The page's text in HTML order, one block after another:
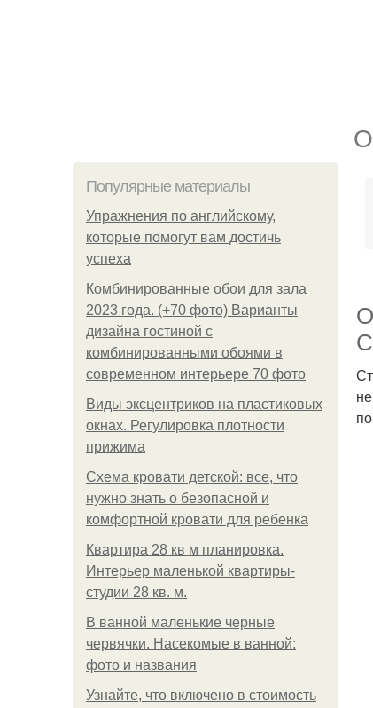
Популярные материалы
Упражнения по английскому,
которые помогут вам достичь
успеха
Комбинированные обои для зала
2023 года. (+70 фото) Варианты
дизайна гостиной с
комбинированными обоями в
современном интерьере 70 фото
Виды эксцентриков на пластиковых
окнах. Регулировка плотности
прижима
Схема кровати детской: все, что
нужно знать о безопасной и
комфортной кровати для ребенка
Квартира 28 кв м планировка.
Интерьер маленькой квартиры-
студии 28 кв. м.
В ванной маленькие черные
червячки. Насекомые в ванной:
фото и названия
Узнайте, что включено в стоимость